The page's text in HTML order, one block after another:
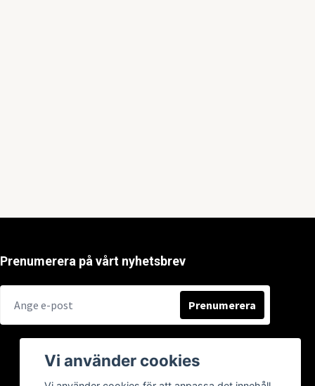
Prenumerera på vårt nyhetsbrev
Prenumerera
Vi använder cookies